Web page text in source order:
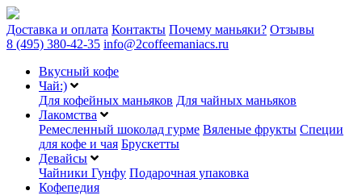
Доставка и оплата Контакты Почему маньяки? Отзывы
8 (495) 380-42-35 info@2coffeemaniacs.ru
Вкусный кофе
Чай:)
Для кофейных маньяков Для чайных маньяков
Лакомства
Ремесленный шоколад гурме Вяленые фрукты Специи
для кофе и чая Брускетты
Девайсы
Чайники Гунфу Подарочная упаковка
Кофепедия